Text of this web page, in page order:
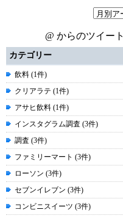
@ からのツイート
カテゴリー
飲料 (1件)
クリアラテ (1件)
アサヒ飲料 (1件)
インスタグラム調査 (3件)
調査 (3件)
ファミリーマート (3件)
ローソン (3件)
セブンイレブン (3件)
コンビニスイーツ (3件)